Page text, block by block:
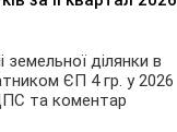
земельної ділянки в
ЄП 4 гр. у 2026
та коментар